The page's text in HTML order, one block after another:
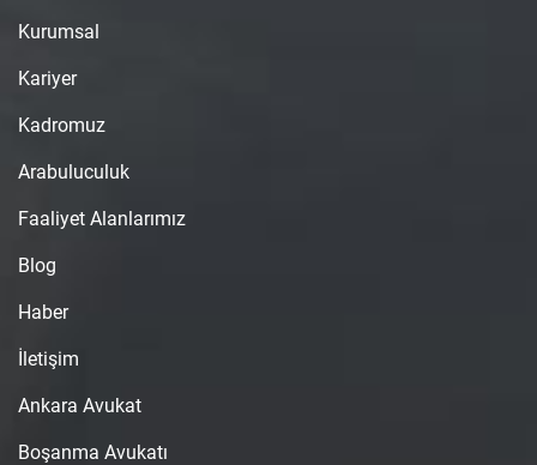
Kurumsal
Kariyer
Kadromuz
Arabuluculuk
Faaliyet Alanlarımız
Blog
Haber
İletişim
Ankara Avukat
Boşanma Avukatı